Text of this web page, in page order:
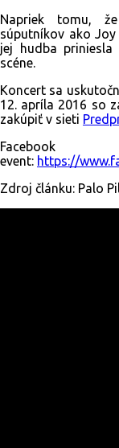
Napriek tomu,
súputníkov ako Joy
jej hudba priniesla
scéne.
Koncert sa
12. apríla 2016 so
zakúpiť v sieti
Facebook
event: https://
Zdroj článku: Palo